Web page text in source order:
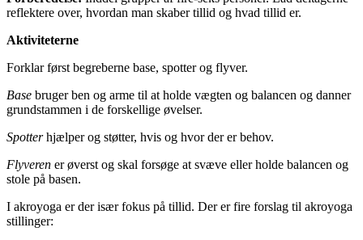
reflektere over, hvordan man skaber tillid og hvad tillid er.
Aktiviteterne
Forklar først begreberne base, spotter og flyver.
Base bruger ben og arme til at holde vægten og balancen og danner
grundstammen i de forskellige øvelser.
Spotterhjælper og støtter, hvis og hvor der er behov.
Flyveren er øverst og skal forsøge at svæve eller holde balancen og
stole på basen.
I akroyoga er der især fokus på tillid. Der er fire forslag til akroyoga
stillinger: